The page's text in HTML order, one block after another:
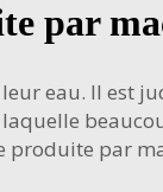
par
eau. Il est
produite par